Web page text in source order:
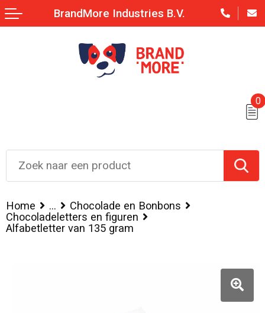
0
BrandMore Industries B.V.
Home ...
Chocolade en Bonbons
Chocoladeletters en figuren
Alfabetletter van 135 gram